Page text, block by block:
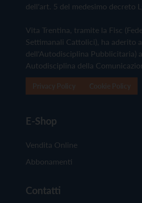
dell'art. 5 del medesimo decreto
Vita Trentina, tramite la Fisc
Settimanali Cattolici), ha aderito
dell'Autodisciplina Pubblicitaria)
Autodisciplina della
E-Shop
Vendita Online
Abbonamenti
Contatti